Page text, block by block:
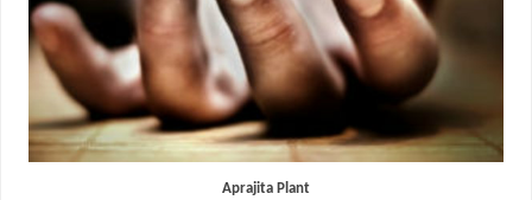
Aprajita Plant